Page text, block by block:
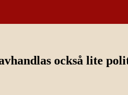
också lite